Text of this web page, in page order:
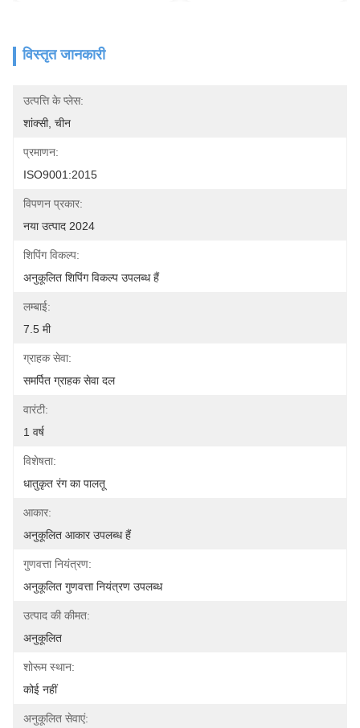
विस्तृत जानकारी
उत्पत्ति के प्लेस:
शांक्सी, चीन
प्रमाणन:
ISO9001:2015
विपणन प्रकार:
नया उत्पाद 2024
शिपिंग विकल्प:
अनुकूलित शिपिंग विकल्प उपलब्ध हैं
लम्बाई:
7.5 मी
ग्राहक सेवा:
समर्पित ग्राहक सेवा दल
वारंटी:
1 वर्ष
विशेषता:
धातुकृत रंग का पालतू
आकार:
अनुकूलित आकार उपलब्ध हैं
गुणवत्ता नियंत्रण:
अनुकूलित गुणवत्ता नियंत्रण उपलब्ध
उत्पाद की कीमत:
अनुकूलित
शोरूम स्थान:
कोई नहीं
अनुकूलित सेवाएं: